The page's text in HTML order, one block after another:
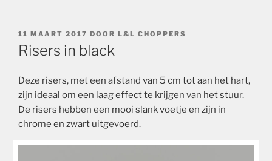
GEPLAATST
OP
11 MAART 2017 DOOR L&L CHOPPERS
Risers in black
Deze risers, met een afstand van 5 cm tot aan het hart,
zijn ideaal om een laag effect te krijgen van het stuur.
De risers hebben een mooi slank voetje en zijn in
chrome en zwart uitgevoerd.